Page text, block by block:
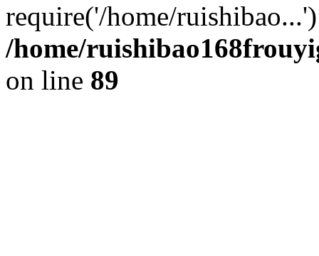
require('/home/
/home/
on line 89